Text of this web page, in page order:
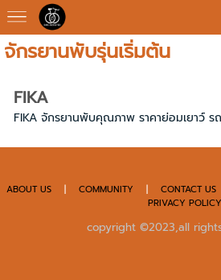
จักรยานพับรุ่นเริ่มต้น
FIKA
FIKA จักรยานพับคุณภาพ ราคาย่อมเยาว์ ร
ABOUT US | COMMUNITY | CONTACT US
PRIVACY POLICY
copyright ©2023,all